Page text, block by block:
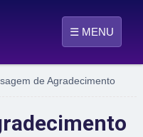
☰ MENU
de Agradecimento